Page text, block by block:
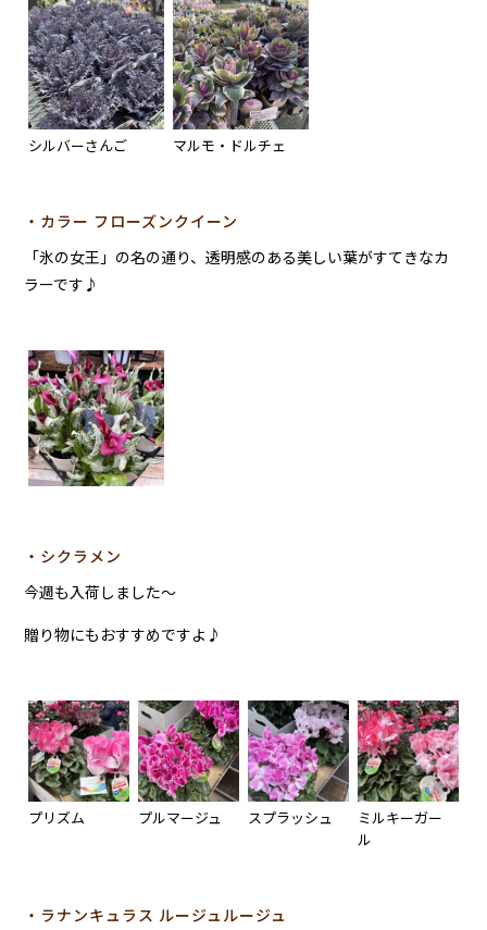
シルバーさんご マルモ・ドルチェ
・カラー フローズンクイーン
「氷の女王」の名の通り、透明感のある美しい葉がすてきなカ
ラーです♪
・シクラメン
今週も入荷しました～
贈り物にもおすすめですよ♪
プリズム プルマージュ スプラッシュ
ミルキーガー
ル
・ラナンキュラス ルージュルージュ